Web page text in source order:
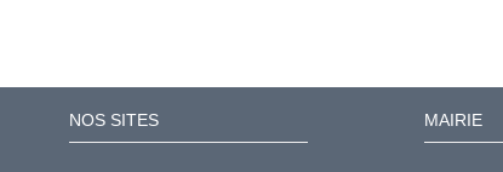
NOS SITES MAIRIE